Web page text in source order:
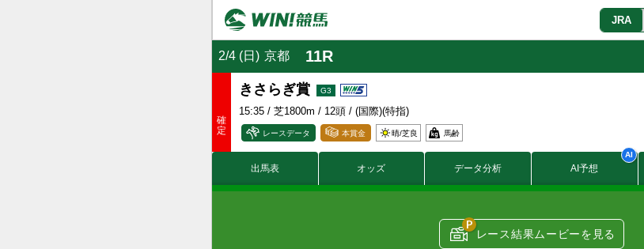
JRA
2/4 (日) 京都 11R
きさらぎ賞
15:35 / 芝1800m / 12頭 / (国際)(特指)
レースデータ 本賞金
(万円)
4100
1600
1000
晴/芝良 馬齢
出馬表 オッズ データ分析 AI予想
レース結果ムービーを見る